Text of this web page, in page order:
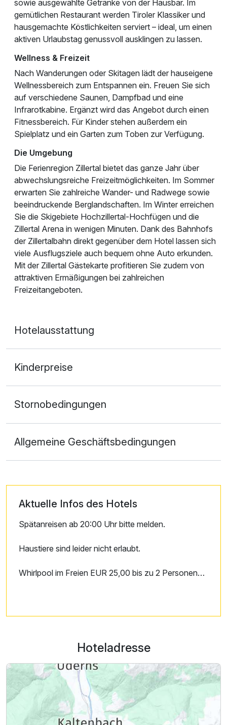
sowie ausgewählte Getränke von der Hausbar. Im
gemütlichen Restaurant werden Tiroler Klassiker und
hausgemachte Köstlichkeiten serviert – ideal, um einen
aktiven Urlaubstag genussvoll ausklingen zu lassen.
Wellness & Freizeit
Nach Wanderungen oder Skitagen lädt der hauseigene
Wellnessbereich zum Entspannen ein. Freuen Sie sich
auf verschiedene Saunen, Dampfbad und eine
Infrarotkabine. Ergänzt wird das Angebot durch einen
Fitnessbereich. Für Kinder stehen außerdem ein
Spielplatz und ein Garten zum Toben zur Verfügung.
Die Umgebung
Die Ferienregion Zillertal bietet das ganze Jahr über
abwechslungsreiche Freizeitmöglichkeiten. Im Sommer
erwarten Sie zahlreiche Wander- und Radwege sowie
beeindruckende Berglandschaften. Im Winter erreichen
Sie die Skigebiete Hochzillertal-Hochfügen und die
Zillertal Arena in wenigen Minuten. Dank des Bahnhofs
der Zillertalbahn direkt gegenüber dem Hotel lassen sich
viele Ausflugsziele auch bequem ohne Auto erkunden.
Mit der Zillertal Gästekarte profitieren Sie zudem von
attraktiven Ermäßigungen bei zahlreichen
Freizeitangeboten.
Hotelausstattung
Kinderpreise
Stornobedingungen
Allgemeine Geschäftsbedingungen
Aktuelle Infos des Hotels
Spätanreisen ab 20:00 Uhr bitte melden.
Haustiere sind leider nicht erlaubt.
Whirlpool im Freien EUR 25,00 bis zu 2 Personen
Wohnmobil-Anhänger EUR 5,00 pro Tag.
erforderlich).
Die Verpflegungsleistungen beginnen am
Anreisetag mit dem Abendessen und enden am
Abreisetag mit dem Frühstück.
Hoteladresse